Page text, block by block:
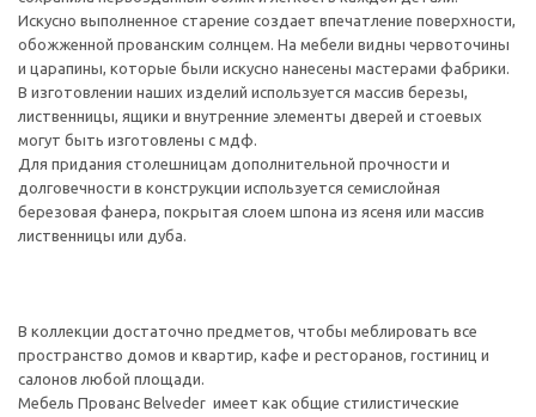
Искусно выполненное старение создает впечатление поверхности,
обожженной прованским солнцем. На мебели видны червоточины
и царапины, которые были искусно нанесены мастерами фабрики.
В изготовлении наших изделий используется массив березы,
лиственницы, ящики и внутренние элементы дверей и стоевых
могут быть изготовлены с мдф.
Для придания столешницам дополнительной прочности и
долговечности в конструкции используется семислойная
березовая фанера, покрытая слоем шпона из ясеня или массив
лиственницы или дуба.
В коллекции достаточно предметов, чтобы меблировать все
пространство домов и квартир, кафе и ресторанов, гостиниц и
салонов любой площади.
Мебель Прованс Belveder имеет как общие стилистические